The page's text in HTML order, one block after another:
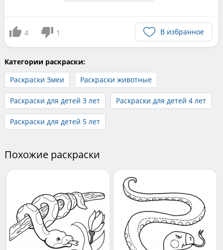
4 1 В избранное
Категории раскраски:
Раскраски Змеи
Раскраски животные
Раскраски для детей 3 лет Раскраски для детей 4 лет
Раскраски для детей 5 лет
Похожие раскраски